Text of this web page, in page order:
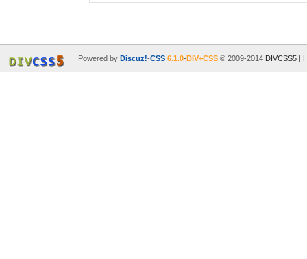
Powered by Discuz!-CSS 6.1.0-DIV+CSS© 2009-2014 DIVCSS5|